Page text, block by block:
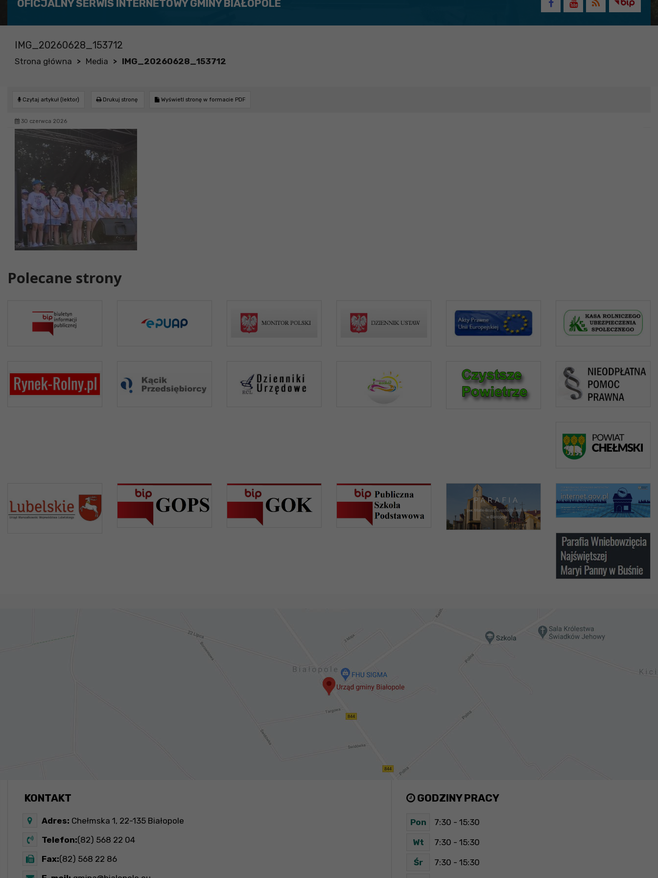
OFICJALNY SERWIS INTERNETOWY GMINY BIAŁOPOLE
IMG_20260628_153712
Strona główna > Media > IMG_20260628_153712
Czytaj artykuł (lektor) Drukuj stronę Wyświetl stronę w formacie PDF
30 czerwca 2026
Polecane strony
KONTAKT
Adres: Chełmska 1, 22-135 Białopole
Telefon:(82) 568 22 04
Fax:(82) 568 22 86
GODZINY PRACY
Pon 7:30 - 15:30
Wt 7:30 - 15:30
Śr 7:30 - 15:30